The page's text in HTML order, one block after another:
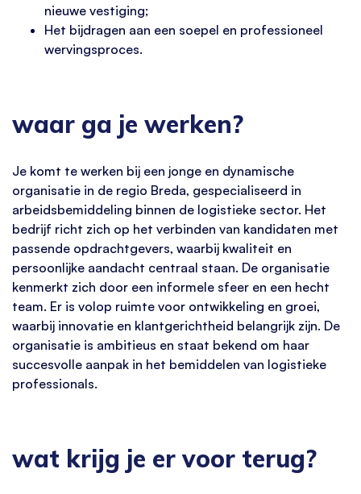
nieuwe vestiging;
Het bijdragen aan een soepel en professioneel
wervingsproces.
waar ga je werken?
Je komt te werken bij een jonge en dynamische
organisatie in de regio Breda, gespecialiseerd in
arbeidsbemiddeling binnen de logistieke sector. Het
bedrijf richt zich op het verbinden van kandidaten met
passende opdrachtgevers, waarbij kwaliteit en
persoonlijke aandacht centraal staan. De organisatie
kenmerkt zich door een informele sfeer en een hecht
team. Er is volop ruimte voor ontwikkeling en groei,
waarbij innovatie en klantgerichtheid belangrijk zijn. De
organisatie is ambitieus en staat bekend om haar
succesvolle aanpak in het bemiddelen van logistieke
professionals.
wat krijg je er voor terug?